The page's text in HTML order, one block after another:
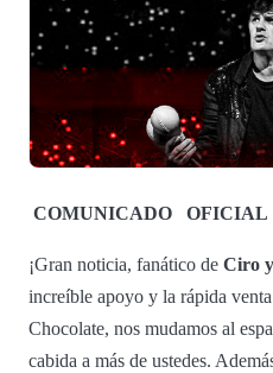
COMUNICADO OFICIAL
¡Gran noticia, fanático de Ciro
increíble apoyo y la rápida
Chocolate, nos mudamos al
cabida a más de ustedes.